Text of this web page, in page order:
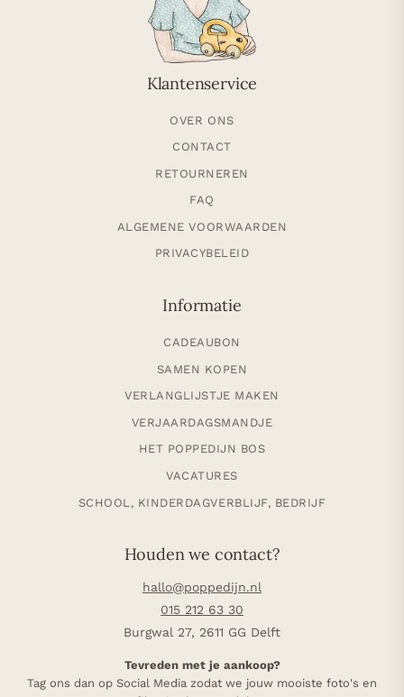
Klantenservice
OVER ONS
CONTACT
RETOURNEREN
FAQ
ALGEMENE VOORWAARDEN
PRIVACYBELEID
Informatie
CADEAUBON
SAMEN KOPEN
VERLANGLIJSTJE MAKEN
VERJAARDAGSMANDJE
HET POPPEDIJN BOS
VACATURES
SCHOOL, KINDERDAGVERBLIJF, BEDRIJF
Houden we contact?
hallo@poppedijn.nl
015 212 63 30
Burgwal 27, 2611 GG Delft
Tevreden met je aankoop?
Tag ons dan op Social Media zodat we jouw mooiste foto's en